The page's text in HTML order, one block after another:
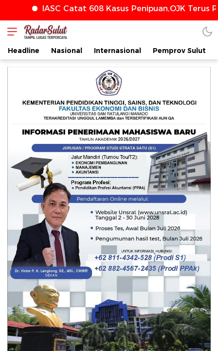
IASC Catat 608 Kasus Penipuan,OJK Terus
Headline Nasional Internasional Pemprov Sulut